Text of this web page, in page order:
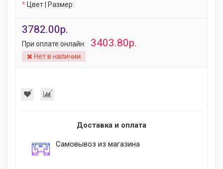
Цвет | Размер:
3782.00р.
При оплате онлайн: 3403.80р.
Нет в наличии
Доставка и оплата
Самовывоз из магазина